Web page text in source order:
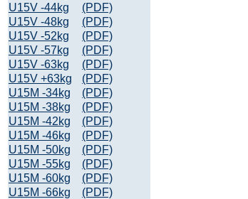
U15V -44kg
(PDF)
U15V -48kg
(PDF)
U15V -52kg
(PDF)
U15V -57kg
(PDF)
U15V -63kg
(PDF)
U15V +63kg
(PDF)
U15M -34kg
(PDF)
U15M -38kg
(PDF)
U15M -42kg
(PDF)
U15M -46kg
(PDF)
U15M -50kg
(PDF)
U15M -55kg
(PDF)
U15M -60kg
(PDF)
U15M -66kg
(PDF)